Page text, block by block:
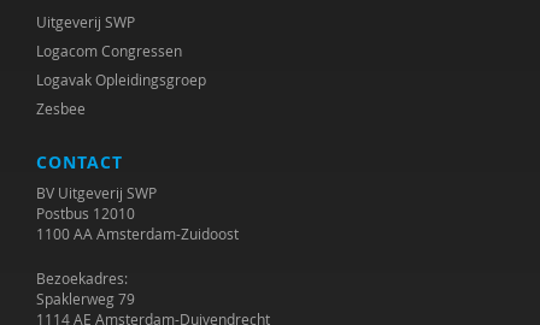
Martine Abels
Nesrien Abu Ghazaleh
W.F. Admiraal
Peter Adriaenssens
Uitgeverij SWP
Logacom Congressen
Logavak Opleidingsgroep
Zesbee
CONTACT
BV Uitgeverij SWP
Postbus 12010
1100 AA Amsterdam-Zuidoost
Bezoekadres:
Spaklerweg 79
1114 AE Amsterdam-Duivendrecht